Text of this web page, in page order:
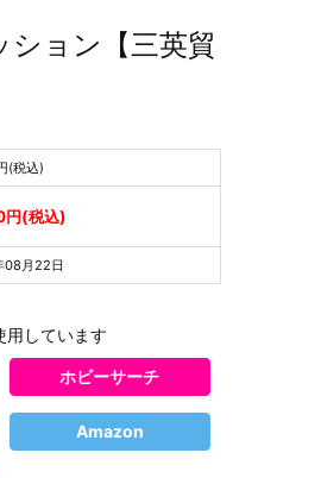
ョン【三英貿
(税込)
(税込)
月22日
用しています
ホビーサーチ
Amazon
【機動戦士ガ
OBILITY JOI
NT GUNDAM
VOL.12』食玩
フィギュア予
ポケモンキッ
ズ』食玩フィ
ギュア予約
【バンダイ】